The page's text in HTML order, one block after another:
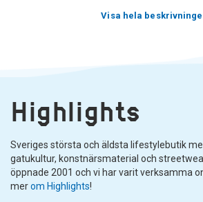
brinner för skapande och kreativitet och har
Sprayburkar,Markers och
på med graffiti, street-art, heminredning och
teckning, kalligrafi, airbrush och sign painting.
koll på marknaden efter nya och spännande
du hittar det senaste, där vi strävar att hålla ett
kvalitet från ledande märken. Några av dessa
Molotow ,MTN ,Posca
Krylon,
Visa hela
Highlights
Sveriges största och äldsta lifestylebutik
gatukultur, konstnärsmaterial och
öppnade 2001 och vi har varit verksamma
merom Highlights!